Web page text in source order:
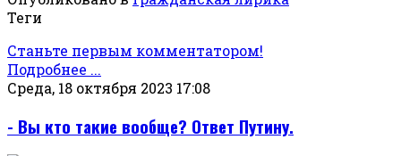
Теги
Станьте первым комментатором!
Подробнее ...
Среда, 18 октября 2023 17:08
- Вы кто такие вообще? Ответ Путину.